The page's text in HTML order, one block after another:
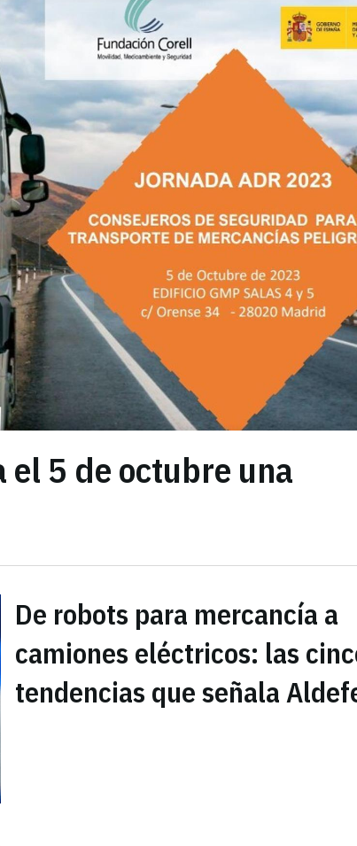
el 5 de octubre una
De robots para mercancía a
camiones eléctricos: las
tendencias que señala